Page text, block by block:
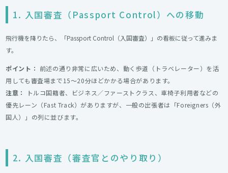
1. 入国審査（Passport Control）への移動
飛行機を降りたら、「Passport Control（入国審査）」の看板に従って進みま
す。
ポイント： 前述の通り非常に広いため、動く歩道（トラベレーター）を活
用しても審査場まで15〜20分ほどかかる場合があります。
注意：
トルコ国籍者、ビジネス／ファーストクラス、車椅子利用者などの
優先レーン（Fast Track）がありますが、一般の出張者は「Foreigners（外
国人）」の列に並びます。
2. 入国審査（審査官とのやり取り）